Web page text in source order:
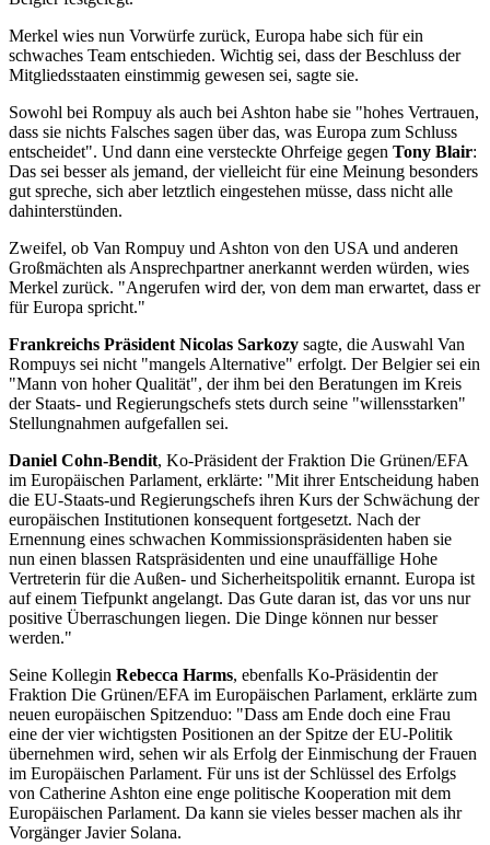
Merkel wies nun Vorwürfe zurück, Europa habe sich für ein
schwaches Team entschieden. Wichtig sei, dass der Beschluss der
Mitgliedsstaaten einstimmig gewesen sei, sagte sie.
Sowohl bei Rompuy als auch bei Ashton habe sie "hohes Vertrauen,
dass sie nichts Falsches sagen über das, was Europa zum Schluss
entscheidet". Und dann eine versteckte Ohrfeige gegen Tony Blair:
Das sei besser als jemand, der vielleicht für eine Meinung besonders
gut spreche, sich aber letztlich eingestehen müsse, dass nicht alle
dahinterstünden.
Zweifel, ob Van Rompuy und Ashton von den USA und anderen
Großmächten als Ansprechpartner anerkannt werden würden, wies
Merkel zurück. "Angerufen wird der, von dem man erwartet, dass er
für Europa spricht."
Frankreichs Präsident Nicolas Sarkozy sagte, die Auswahl Van
Rompuys sei nicht "mangels Alternative" erfolgt. Der Belgier sei ein
"Mann von hoher Qualität", der ihm bei den Beratungen im Kreis
der Staats- und Regierungschefs stets durch seine "willensstarken"
Stellungnahmen aufgefallen sei.
Daniel Cohn-Bendit, Ko-Präsident der Fraktion Die Grünen/EFA
im Europäischen Parlament, erklärte: "Mit ihrer Entscheidung haben
die EU-Staats-und Regierungschefs ihren Kurs der Schwächung der
europäischen Institutionen konsequent fortgesetzt. Nach der
Ernennung eines schwachen Kommissionspräsidenten haben sie
nun einen blassen Ratspräsidenten und eine unauffällige Hohe
Vertreterin für die Außen- und Sicherheitspolitik ernannt. Europa ist
auf einem Tiefpunkt angelangt. Das Gute daran ist, das vor uns nur
positive Überraschungen liegen. Die Dinge können nur besser
werden."
Seine Kollegin Rebecca Harms, ebenfalls Ko-Präsidentin der
Fraktion Die Grünen/EFA im Europäischen Parlament, erklärte zum
neuen europäischen Spitzenduo: "Dass am Ende doch eine Frau
eine der vier wichtigsten Positionen an der Spitze der EU-Politik
übernehmen wird, sehen wir als Erfolg der Einmischung der Frauen
im Europäischen Parlament. Für uns ist der Schlüssel des Erfolgs
von Catherine Ashton eine enge politische Kooperation mit dem
Europäischen Parlament. Da kann sie vieles besser machen als ihr
Vorgänger Javier Solana.